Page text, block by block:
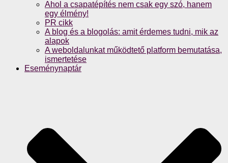
Ahol a csapatépítés nem csak egy szó, hanem
egy élmény!
PR cikk
A blog és a blogolás: amit érdemes tudni, mik az
alapok
A weboldalunkat működtető platform bemutatása,
ismertetése
Eseménynaptár